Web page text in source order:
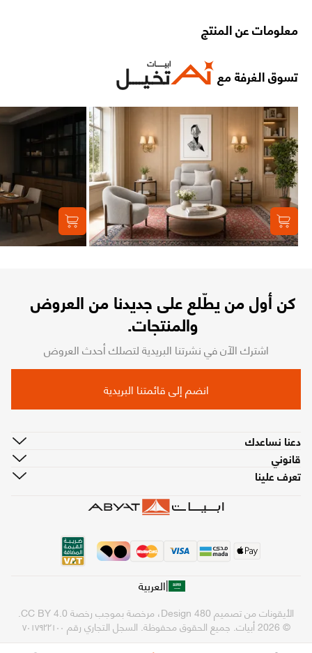
معلومات عن المنتج
تسوق الغرفة مع
كن أول من يطّلع على جديدنا من العروض
والمنتجات.
اشترك الآن في نشرتنا البريدية لتصلك أحدث العروض
انضم إلى قائمتنا البريدية
دعنا نساعدك
قانوني
تعرف علينا
|العربية
© 2026 أبيات. جميع الحقوق محفوظة. السجل التجاري رقم ٧٠١٧٩٢٢١٠٠
الأيقونات من تصميم ، مرخصة بموجب رخصة .